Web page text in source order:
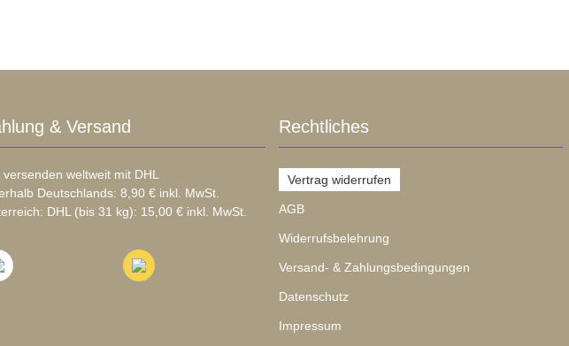
& Versand
versenden weltweit mit DHL
Deutschlands: 8,90 € inkl. MwSt.
DHL (bis 31 kg): 15,00 € inkl. MwSt.
Rechtliches
Vertrag widerrufen
AGB
Widerrufsbelehrung
Versand- & Zahlungsbedingungen
Datenschutz
Impressum